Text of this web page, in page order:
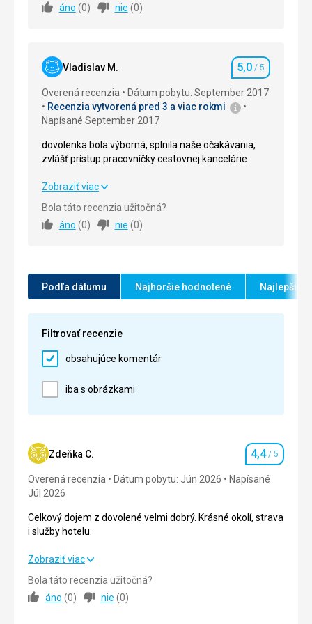
Služby 5,0/ 5
Cena 5,0
Strava
Výborná
Ubytovanie
Služby
Ochotný personál, služby výborné.
áno (0) nie (0)
Vladislav M. Hodnotenie
5,0 / 5
Overená recenzia
Dátum pobytu: September 2017
Recenzia vytvorená pred 3 a viac rokmi
Napísané September 2017
dovolenka bola výborná, splnila naše očakávania,
zvlášť prístup pracovníčky cestovnej kancelárie
dovolenka bola výborná, splnila naše očakávania,
zvlášť prístup pracovníčky cestovnej kancelárie
Strava
Okolie / 5
Cena
Strava
strava chutná, čistota jedálne, personál milý
Služby
celkový dojem výborný
Zobraziť viac
Bola táto recenzia užitočná?
áno (0) nie (0)
Podľa dátumu Najhoršie hodnotené Najlepšie
Filtrovať recenzie
obsahujúce komentár
iba s obrázkami
Zdeňka C. Hodnotenie
4,4/ 5
Overená recenzia Dátum pobytu: Jún 2026
Napísané
Júl 2026
Celkový dojem z dovolené velmi dobrý. Krásné okolí, strava
i služby hotelu.
Celkový dojem z dovolené velmi dobrý. Krásné okolí, strava
i služby hotelu.
Strava
Zobraziť viac
Bola táto recenzia užitočná?
áno (0) nie (0)